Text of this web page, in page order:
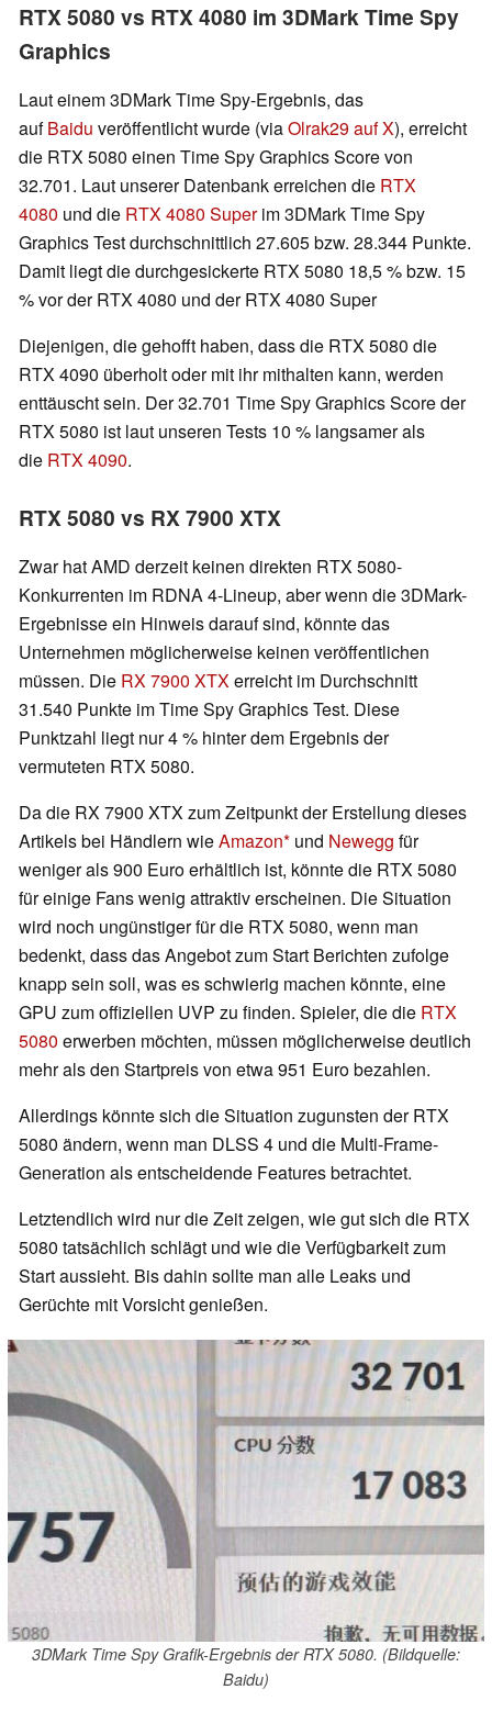
RTX 5080 vs RTX 4080 im 3DMark Time Spy
Graphics
Laut einem 3DMark Time Spy-Ergebnis, das
aufBaidu veröffentlicht wurde (viaOlrak29 auf X), erreicht
die RTX 5080 einen Time Spy Graphics Score von
32.701. Laut unserer Datenbank erreichen die RTX
4080 und die RTX 4080 Superim 3DMark Time Spy
Graphics Test durchschnittlich 27.605 bzw. 28.344 Punkte.
Damit liegt die durchgesickerte RTX 5080 18,5 % bzw. 15
% vor der RTX 4080 und der RTX 4080 Super
Diejenigen, die gehofft haben, dass die RTX 5080 die
RTX 4090 überholt oder mit ihr mithalten kann, werden
enttäuscht sein. Der 32.701 Time Spy Graphics Score der
RTX 5080 ist laut unseren Tests 10 % langsamer als
die RTX 4090.
RTX 5080 vs RX 7900 XTX
Zwar hat AMD derzeit keinen direkten RTX 5080-
Konkurrenten im RDNA 4-Lineup, aber wenn die 3DMark-
Ergebnisse ein Hinweis darauf sind, könnte das
Unternehmen möglicherweise keinen veröffentlichen
müssen. Die RX 7900 XTXerreicht im Durchschnitt
31.540 Punkte im Time Spy Graphics Test. Diese
Punktzahl liegt nur 4 % hinter dem Ergebnis der
vermuteten RTX 5080.
Da die RX 7900 XTX zum Zeitpunkt der Erstellung dieses
Artikels bei Händlern wieAmazon und Newegg für
weniger als 900 Euro erhältlich ist, könnte die RTX 5080
für einige Fans wenig attraktiv erscheinen. Die Situation
wird noch ungünstiger für die RTX 5080, wenn man
bedenkt, dass das Angebot zum Start Berichten zufolge
knapp sein soll, was es schwierig machen könnte, eine
GPU zum offiziellen UVP zu finden. Spieler, die die RTX
5080 erwerben möchten, müssen möglicherweise deutlich
mehr als den Startpreis von etwa 951 Euro bezahlen.
Allerdings könnte sich die Situation zugunsten der RTX
5080 ändern, wenn man DLSS 4 und die Multi-Frame-
Generation als entscheidende Features betrachtet.
Letztendlich wird nur die Zeit zeigen, wie gut sich die RTX
5080 tatsächlich schlägt und wie die Verfügbarkeit zum
Start aussieht. Bis dahin sollte man alle Leaks und
Gerüchte mit Vorsicht genießen.
3DMark Time Spy Grafik-Ergebnis der RTX 5080. (Bildquelle:
Baidu)